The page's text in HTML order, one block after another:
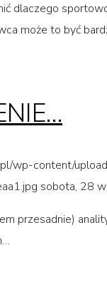
dlaczego
może to być
wp-content/
sobota, 28
przesadnie)